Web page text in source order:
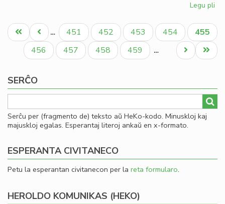
Legu pli
pri
Pagination
Unua
paĝo
Antaŭa
paĝo
… Paĝo
451 Paĝo
452 Paĝo
453 Paĝo
454
Aktuala
paĝo
455
Paĝo
456 Paĝo
457 Paĝo
458 Paĝo
459 …
Last
page
Next
page
SERĈO
Serĉu per (fragmento de) teksto aŭ HeKo-kodo. Minuskloj kaj
majuskloj egalas. Esperantaj literoj ankaŭ en x-formato.
ESPERANTA CIVITANECO
Petu la esperantan civitanecon per la reta formularo.
HEROLDO KOMUNIKAS (HEKO)